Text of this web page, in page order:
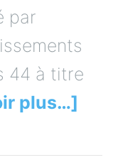
par
44 à titre
plus…]